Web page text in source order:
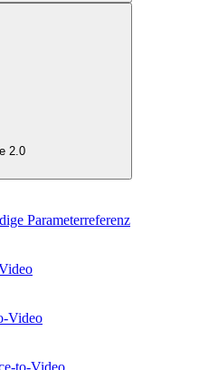
2.0
Parameterreferenz
Video
to-Video